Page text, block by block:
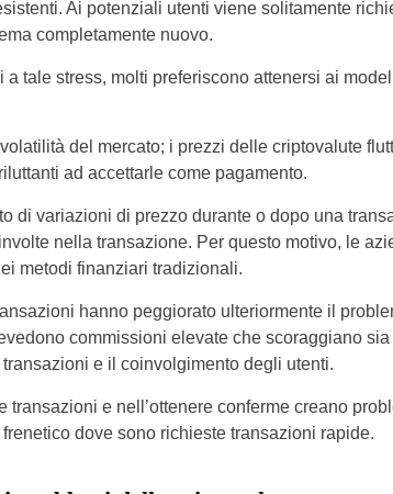
Ai potenziali utenti viene solitamente
completamente nuovo.
a tale stress, molti preferiscono attenersi ai
del mercato; i prezzi delle criptovalute
ad accettarle come pagamento.
di variazioni di prezzo durante o dopo una
nella transazione. Per questo motivo, le
metodi finanziari tradizionali.
hanno peggiorato ulteriormente il
commissioni elevate che scoraggiano
e il coinvolgimento degli utenti.
transazioni e nell’ottenere conferme creano
dove sono richieste transazioni rapide.